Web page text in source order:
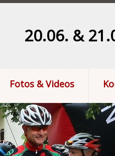
20.06. &
Fotos & Videos